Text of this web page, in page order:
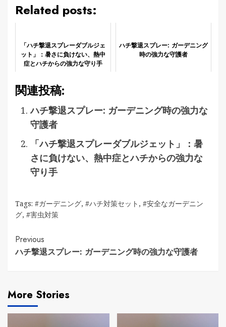
Related posts:
「ハチ撃退スプレーダブルジェ
ット」：暑さに負けない、熱中
症とハチからの強力な守り手
ハチ撃退スプレー: ガーデニング
時の強力な守護者
関連投稿:
ハチ撃退スプレー: ガーデニング時の強力な
守護者
「ハチ撃退スプレーダブルジェット」：暑
さに負けない、熱中症とハチからの強力な
守り手
Tags: #ガーデニング, #ハチ対策セット , #安全なガーデニン
グ, #害虫対策
Continue
Reading
Previous
ハチ撃退スプレー: ガーデニング時の強力な守護者
More Stories